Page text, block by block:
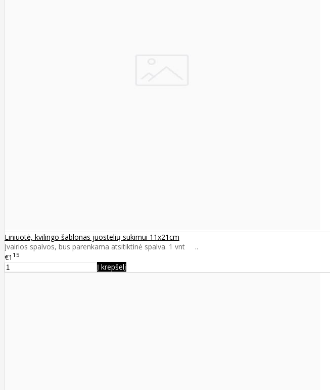
Liniuotė, kvilingo šablonas juostelių sukimui 11x21cm
Įvairios spalvos, bus parenkama atsitiktinė spalva. 1 vnt ..
€1 15
Į krepšelį